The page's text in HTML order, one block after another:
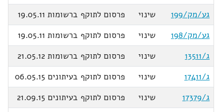
גע/מק/199
שינוי
פרסום לתוקף ברשומות 19.05.11
גע/מק/198
שינוי
פרסום לתוקף ברשומות 19.05.11
ג/13511
שינוי
פרסום לתוקף ברשומות 21.05.12
ג/17411
שינוי
פרסום לתוקף בעיתונים 06.05.15
ג/17379
שינוי
פרסום לתוקף בעיתונים 21.09.15